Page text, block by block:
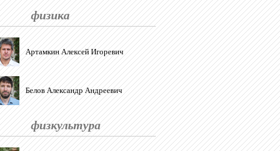
физика
Артамкин Алексей Игоревич
Белов Александр Андреевич
физкультура